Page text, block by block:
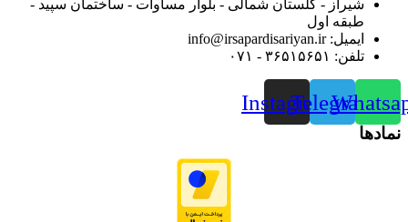
شیراز - گلستان شمالی - بلوار مساوات - ساختمان سپید -
طبقه اول
ایمیل: info@irsapardisariyan.ir
تلفن: ۳۶۵۱۵۶۵۱ - ۰۷۱
Telegram
Instagram
نمادها